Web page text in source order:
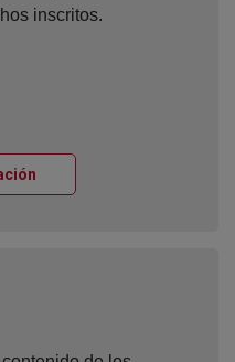
inscritos.